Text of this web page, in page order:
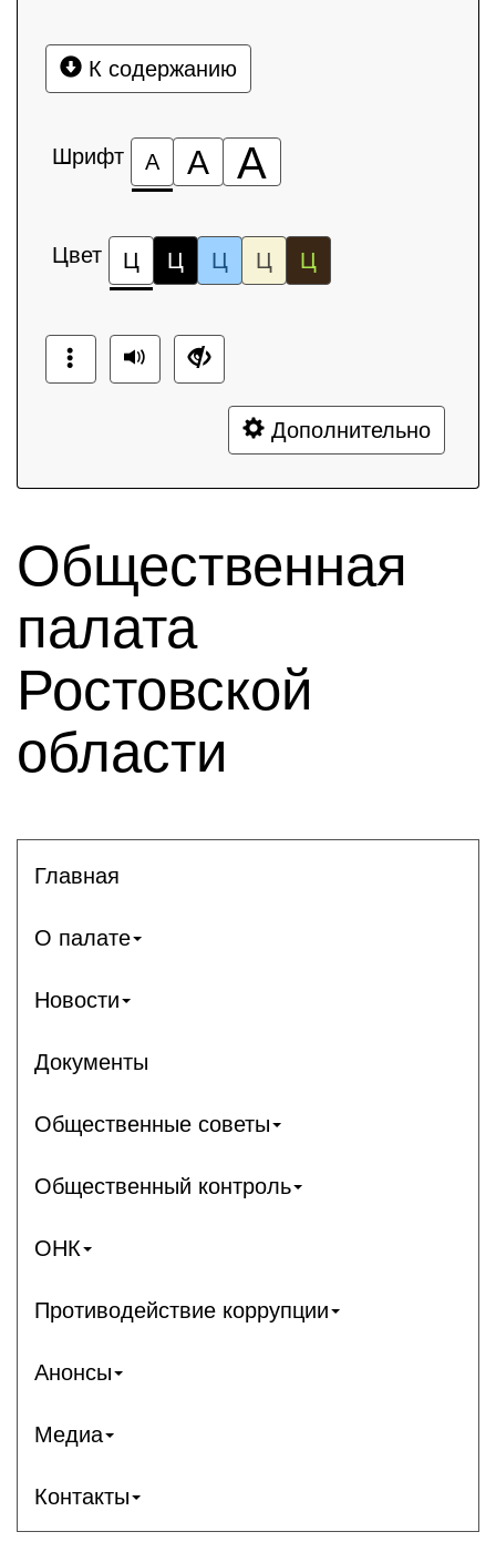
К содержанию
Шрифт А А А
Цвет Ц Ц Ц Ц Ц
Дополнительно
Общественная
палата
Ростовской
области
Главная
О палате
Новости
Документы
Общественные советы
Общественный контроль
ОНК
Противодействие коррупции
Анонсы
Медиа
Контакты